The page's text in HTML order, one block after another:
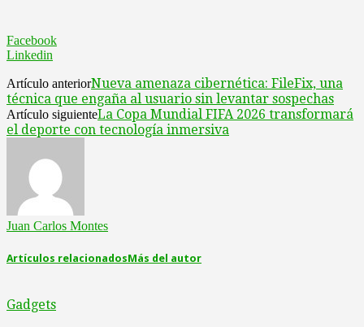
Facebook
Linkedin
Artículo anteriorNueva amenaza cibernética: FileFix, una
técnica que engaña al usuario sin levantar sospechas
Artículo siguienteLa Copa Mundial FIFA 2026 transformará
el deporte con tecnología inmersiva
Juan Carlos Montes
Artículos relacionadosMás del autor
Gadgets